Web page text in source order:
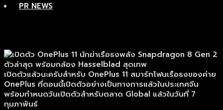
PR NEWS
เปิดตัวแล้วนะครับสำหรับ OnePlus 11 สมาร์ทโฟนเรือธงของค่าย
OnePlus ที่ตอนนี้เปิดตัวอย่างเป็นทางการแล้วในประเทศจีน
พร้อมกำหนดวันเปิดตัวสำหรับตลาด Global แล้วในวันที่ 7
กุมภาพันธ์